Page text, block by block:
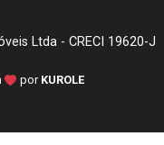
Ltda - CRECI 19620-J
por KUROLE